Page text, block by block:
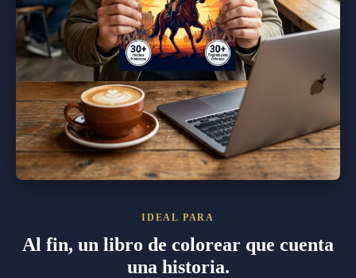
IDEAL PARA
Al fin, un libro de colorear que cuenta
una historia.